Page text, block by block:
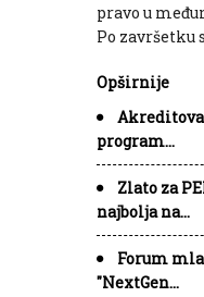
pravo u
Po završetku
Opširnije
program…
Zlato za
najbolja na…
Forum
"NextGen…